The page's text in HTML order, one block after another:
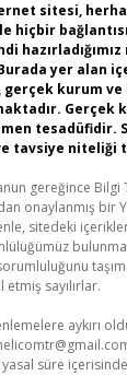
sitesi,
hiçbir
yer alan
gerçek kurum
tesadüfidir.
tavsiye niteliği
gereğince
onaylanmış bir
sitedeki
sayılırlar.
aykırı
süre